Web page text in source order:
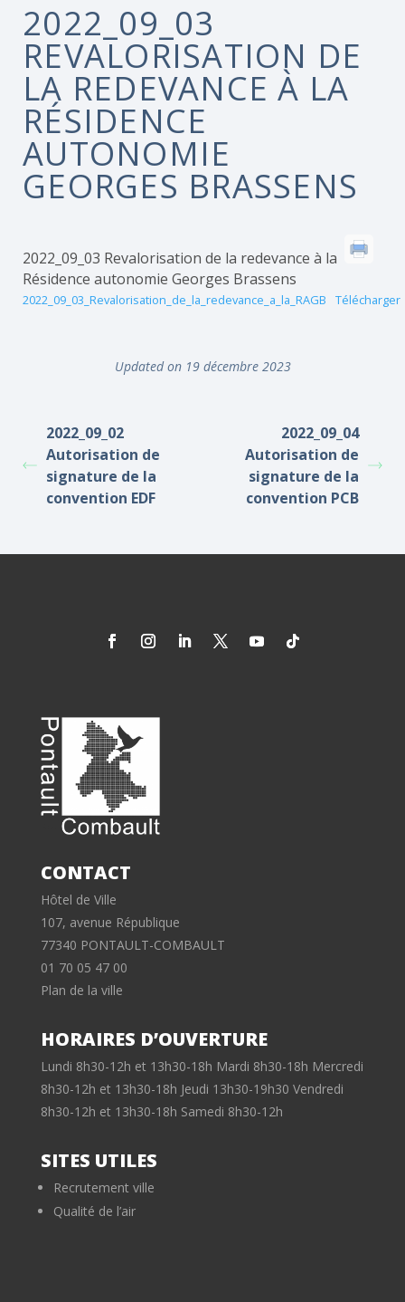
2022_09_03
REVALORISATION DE
LA REDEVANCE À LA
RÉSIDENCE
AUTONOMIE
GEORGES BRASSENS
2022_09_03 Revalorisation de la redevance à la
Résidence autonomie Georges Brassens
2022_09_03_Revalorisation_de_la_redevance_a_la_RAGB Télécharger
Updated on 19 décembre 2023
2022_09_02
Autorisation de
signature de la
convention EDF
2022_09_04
Autorisation de
signature de la
convention PCB
CONTACT
Hôtel de Ville
107, avenue République
77340 PONTAULT-COMBAULT
01 70 05 47 00
Plan de la ville
HORAIRES D’OUVERTURE
Lundi 8h30-12h et 13h30-18h Mardi 8h30-18h Mercredi
8h30-12h et 13h30-18h Jeudi 13h30-19h30 Vendredi
8h30-12h et 13h30-18h Samedi 8h30-12h
SITES UTILES
Recrutement ville
Qualité de l’air